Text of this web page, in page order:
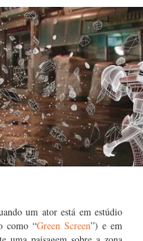
um ator está em estúdio
como “Green Screen”) e em